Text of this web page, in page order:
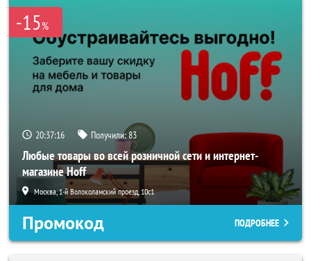
-15%
20:37:14 Получили:83
Любые товары во всей розничной сети и интернет-
магазине Hoff
Москва, 1-й Волоколамский проезд, 10с1
Промокод ПОДРОБНЕЕ